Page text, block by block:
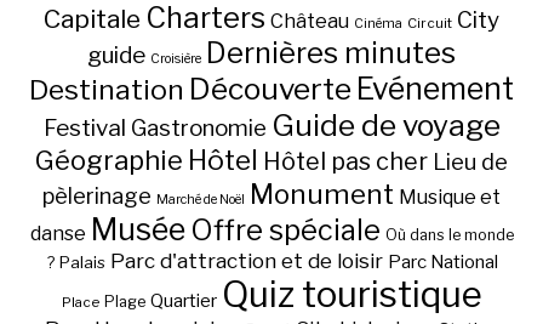
Capitale Charters Château Cinéma Circuit City
guide Croisière Dernières minutes
Destination Découverte Evénement
Festival Gastronomie Guide de voyage
Géographie Hôtel Hôtel pas cher Lieu de
pèlerinage Marché de Noël Monument Musique et
danse Musée Offre spéciale Où dans le monde
? Palais Parc d'attraction et de loisir Parc National
Place Plage Quartier Quiz touristique